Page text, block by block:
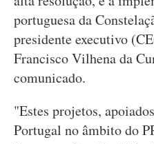
portuguesa da
presidente executivo
Francisco Vilhena da
comunicado.
"Estes projetos,
Portugal no âmbito do